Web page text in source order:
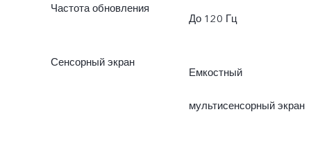
Частота обновления
До 120 Гц
Сенсорный экран
Емкостный
мультисенсорный экран